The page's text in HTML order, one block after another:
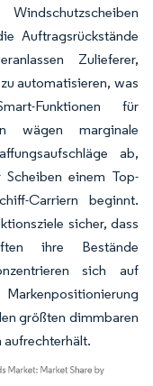
Auftragsrückstände
Zulieferer,
automatisieren, was
Funktionen für
wägen marginale
ab,
einem Top-
Carriern beginnt.
sicher, dass
ihre Bestände
sich auf
größten dimmbaren
aufrechterhält.